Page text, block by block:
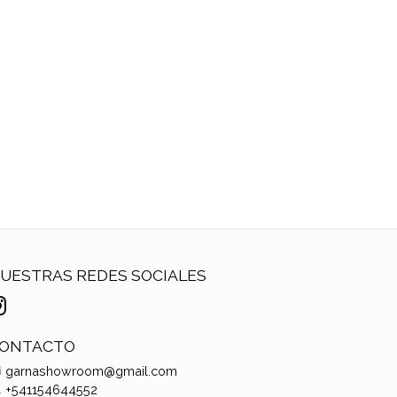
REDES SOCIALES
garnashowroom@gmail.com
+541154644552